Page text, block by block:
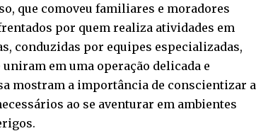
que comoveu familiares e moradores
por quem realiza atividades em
conduzidas por equipes especializadas,
em uma operação delicada e
mostram a importância de conscientizar a
ao se aventurar em ambientes